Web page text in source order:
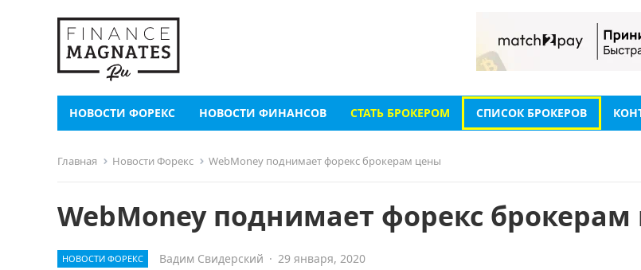
НОВОСТИ ФОРЕКС НОВОСТИ ФИНАНСОВ СТАТЬ БРОКЕРОМ СПИСОК БРОКЕРОВ
Главная Новости Форекс WebMoney поднимает форекс брокерам цены
WebMoney поднимает форекс
НОВОСТИ ФОРЕКС Вадим Свидерский · 29 января, 2020